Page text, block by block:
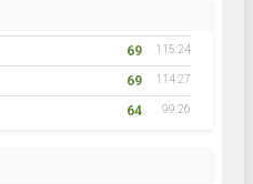
69 115:24
69 114:27
64 99:26